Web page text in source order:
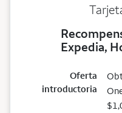
Expedia,
Oferta
introductoria